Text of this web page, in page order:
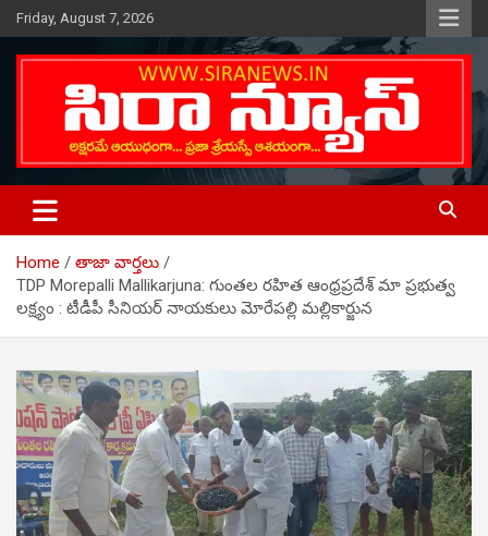
Skip
to
content
Friday, August 7, 2026
SIRA NEWS
Telugu Online News Daily
Home
తాజా వార్తలు
TDP Morepalli Mallikarjuna: గుంతల రహిత ఆంధ్రప్రదేశ్ మా ప్రభుత్వ
లక్ష్యం : టీడీపీ సీనియర్ నాయకులు మోరేపల్లి మల్లికార్జున